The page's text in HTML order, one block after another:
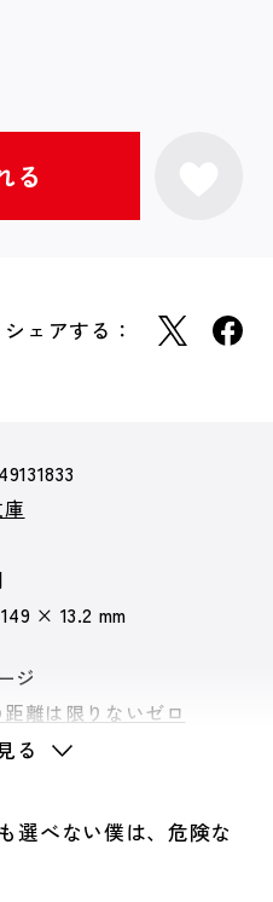
シェアする：
× 13.2 mm
ジ
離は限りないゼロ
る
選べない僕は、危険な